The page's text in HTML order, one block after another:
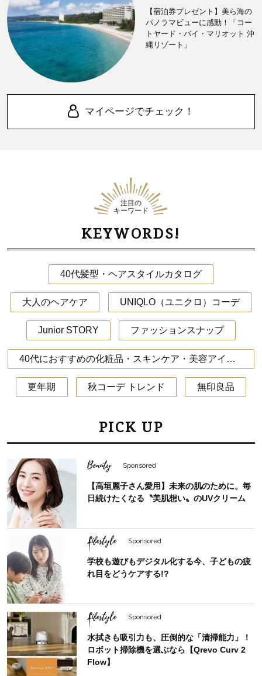
【宿泊券プレゼント】美ら海の
パノラマビューに感動！「コー
トヤード・バイ・マリオット 沖
縄リゾート」
マイページでチェック！
注目の
キーワード
KEYWORDS!
40代髪型・ヘアスタイルカタログ
大人のヘアケア UNIQLO（ユニクロ）コーデ
Junior STORY ファッションスナップ
40代におすすめの化粧品・スキンケア・美容アイテム
更年期 秋コーデ トレンド 無印良品
PICK UP
Beauty Sponsored
【高垣麗子さん愛用】未来の肌のために。毎
日続けたくなる〝美肌想い〟のUVクリーム
Lifestyle Sponsored
学校も遊びもデジタル化する今、子どもの疲
れ目をどうケアする!?
Lifestyle Sponsored
水拭きも吸引力も、圧倒的な「清掃能力」！
ロボット掃除機を選ぶなら【Qrevo Curv 2
Flow】